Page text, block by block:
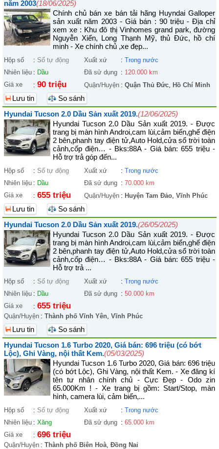
năm 2003(18/06/2025)
Chính chủ bán xe bán tải hãng Huyndai Galloper
sản xuất năm 2003 - Giá bán : 90 triệu - Địa chỉ
xem xe : Khu đô thị Vinhomes grand park, đường
Nguyễn Xiển, Long Thạnh Mỹ, thủ Đức, hồ chí
minh - Xe chính chủ ,xe đẹp...
Hộp số : Số tự động Xuất xứ : Trong nước
Nhiên liệu : Dầu Đã sử dụng : 120.000 km
Giá xe
: 90 triệu Quận/Huyện : Quận Thủ Đức, Hồ Chí Minh
Lưu tin
So sánh
Hyundai Tucson 2.0 Dầu Sản xuất 2019.(12/06/2025)
Hyundai Tucson 2.0 Dầu Sản xuất 2019. - Được
trang bị màn hình Androi,cam lùi,cảm biến,ghế điện
2 bên,phanh tay điện tử,Auto Hold,cửa sổ trời toàn
cảnh,cốp điện… - Bks:88A - Giá bán: 655 triệu -
Hỗ trợ trả góp đến...
Hộp số : Số tự động Xuất xứ : Trong nước
Nhiên liệu : Dầu Đã sử dụng : 70.000 km
Giá xe
: 655 triệu Quận/Huyện : Huyện Tam Đảo, Vĩnh Phúc
Lưu tin
So sánh
Hyundai Tucson 2.0 Dầu Sản xuất 2019.(26/05/2025)
Hyundai Tucson 2.0 Dầu Sản xuất 2019. - Được
trang bị màn hình Androi,cam lùi,cảm biến,ghế điện
2 bên,phanh tay điện tử,Auto Hold,cửa sổ trời toàn
cảnh,cốp điện… - Bks:88A - Giá bán: 655 triệu -
Hỗ trợ trả ...
Hộp số : Số tự động Xuất xứ : Trong nước
Nhiên liệu : Dầu Đã sử dụng : 50.000 km
Giá xe
: 655 triệu
Quận/Huyện : Thành phố Vĩnh Yên, Vĩnh Phúc
Lưu tin
So sánh
Hyundai Tucson 1.6 Turbo 2020, Giá bán: 696 triệu (có bớt
Lộc), Ghi Vàng, nội thất Kem.(05/03/2025)
Hyundai Tucson 1.6 Turbo 2020, Giá bán: 696 triệu
(có bớt Lộc), Ghi Vàng, nội thất Kem. - Xe đăng kí
tên tư nhân chính chủ - Cực Đẹp - Odo zin
65.000Km ! - Xe trang bị gồm: Start/Stop, màn
hình, camera lùi, cảm biến,...
Hộp số : Số tự động Xuất xứ : Trong nước
Nhiên liệu : Xăng Đã sử dụng : 65.000 km
Giá xe
: 696 triệu
Quận/Huyện : Thành phố Biên Hoà, Đồng Nai